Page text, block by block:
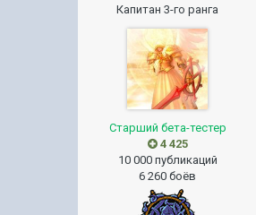
Капитан 3-го ранга
Старший бета-тестер
4 425
10 000 публикаций
6 260 боёв